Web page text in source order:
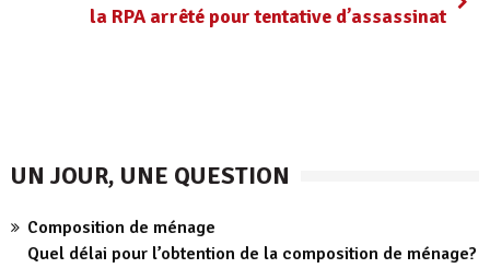
la RPA arrêté pour tentative d’assassinat
UN JOUR, UNE QUESTION
Composition de ménage
Quel délai pour l’obtention de la composition de ménage?